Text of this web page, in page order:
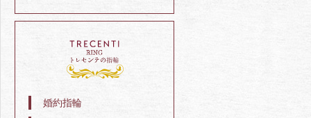
婚約指輪